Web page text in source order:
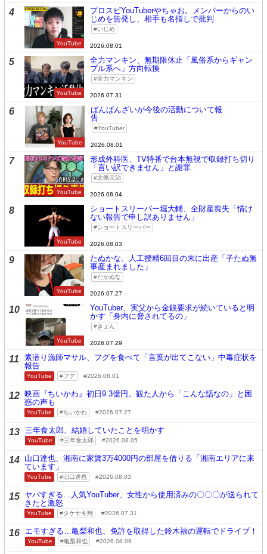
4
YouTube
プロスピYouTuberやちゃお。メンバーからのい
じめを告発し、相手も名指しで批判
いじめ
2026.08.01
5
YouTube
全力マンキン、無期限休止「風俗系からギャン
ブル系へ」方向転換
全力マンキン
2026.07.31
6
YouTube
ばんばんざいが今後の活動について報
告
YouTuber
2026.08.01
7
YouTube
形成外科医、TV特番で台本無視で収録打ち切り
「言い訳できません」と謝罪
北條元治
2026.08.04
8
YouTube
ショートスリーパー堀大輔、全財産喪失「情け
ない報告で申し訳ありません」
ショートスリーパー
2026.08.03
9
YouTube
たぬかな、人工授精6回目の末に出産「子たぬ無
事産まれました」
たかぬな
2026.07.27
10
YouTube
YouTuber、実父から金銭要求が続いていると明
かす「身内に脅されてるの」
きょん
2026.07.29
11
素潜り漁師マサル、フグを食べて「言葉が出てこない」中毒症状を
報告
YouTube フグ 2026.08.01
12 映画『ちいかわ』初日9.3億円。観た人から「こんな話なの」と困
惑の声も
YouTube ちいかわ 2026.07.27
13 三年食太郎、結婚していたことを明かす
YouTube 三年食太郎 2026.08.05
14 山口達也、湘南に家賃3万4000円の部屋を借りる「湘南エリアに来
ています」
YouTube 山口達也 2026.08.03
15 ヤバすぎる…人気YouTuber、女性から使用済みの〇〇〇が送られて
きたと激怒
YouTube タケヤキ翔 2026.07.31
16 エモすぎる…亀梨和也、免許を取得した鈴木福の運転でドライブ！
YouTube 亀梨和也 2026.08.09